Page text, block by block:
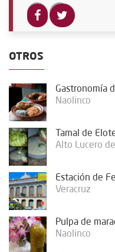
OTROS
Gastronomía
Naolinco
Tamal de
Alto Lucero
Estación de
Veracruz
Pulpa de
Naolinco